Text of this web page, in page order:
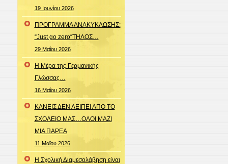
19 Ιουνίου 2026
ΠΡΟΓΡΑΜΜΑ ΑΝΑΚΥΚΛΩΣΗΣ:
“Just go zero“ΤΗΛΟΣ…
29 Μαΐου 2026
Η Μέρα της Γερμανικής
Γλώσσας…
16 Μαΐου 2026
ΚΑΝΕΙΣ ΔΕΝ ΛΕΙΠΕΙ ΑΠΟ ΤΟ
ΣΧΟΛΕΙΟ ΜΑΣ…ΟΛΟΙ ΜΑΖΙ
ΜΙΑ ΠΑΡΕΑ
11 Μαΐου 2026
Η Σχολική Διαμεσολάβηση είναι